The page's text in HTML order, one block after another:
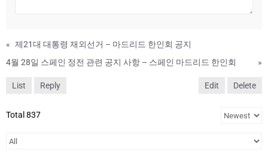
« 제21대 대통령 재외선거 – 마드리드 한인회 공지
4월 28일 스페인 정전 관련 공지 사항 – 스페인 마드리드 한인회
»
List Reply Edit Delete
Total 837